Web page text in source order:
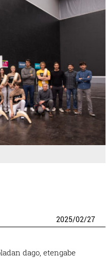
2025/02/27
dago, etengabe